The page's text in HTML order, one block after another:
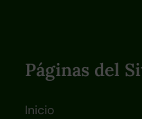
Páginas del
Inicio